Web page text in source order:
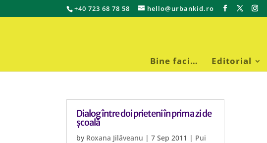
+40 723 68 78 58 hello@urbankid.ro
Bine faci… Editorial
Dialog între doi prieteni în prima zi de
școală
by Roxana Jilăveanu |7 Sep 2011 | Pui